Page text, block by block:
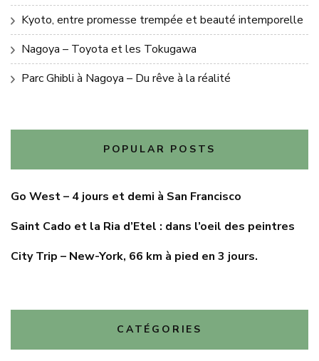
Kyoto, entre promesse trempée et beauté intemporelle
Nagoya – Toyota et les Tokugawa
Parc Ghibli à Nagoya – Du rêve à la réalité
POPULAR POSTS
Go West – 4 jours et demi à San Francisco
Saint Cado et la Ria d’Etel : dans l’oeil des peintres
City Trip – New-York, 66 km à pied en 3 jours.
CATÉGORIES